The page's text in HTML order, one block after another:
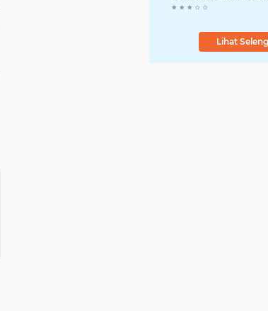
Putusan Bebas
Lihat